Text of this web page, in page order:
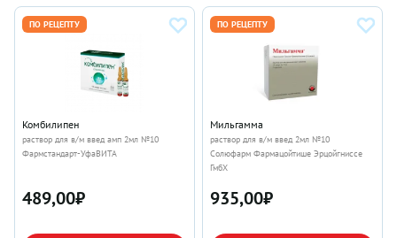
ПО РЕЦЕПТУ
Комбилипен
раствор для в/м введ амп 2мл №10
Фармстандарт-УфаВИТА
489,00₽
ПО РЕЦЕПТУ
Мильгамма
раствор для в/м введ 2мл №10
Солюфарм Фармацойтише Эрцойгниссе
ГмбХ
935,00₽